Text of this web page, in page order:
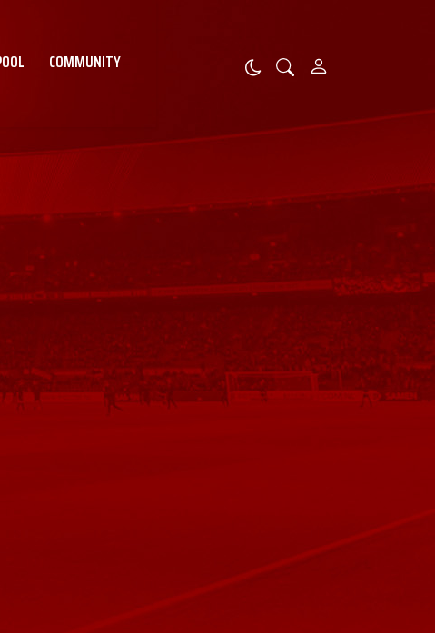
COMMUNITY